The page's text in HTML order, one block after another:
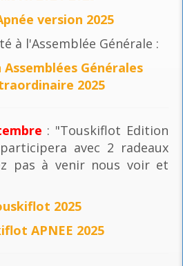
version 2025
à l'Assemblée Générale :
Générales
2025
: "Touskiflot Edition
avec 2 radeaux
pas à venir nous voir et
2025
APNEE 2025